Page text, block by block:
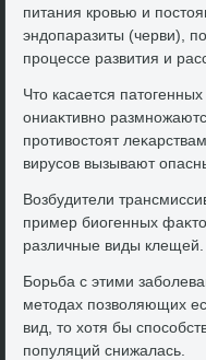
питания кровью и
эндοпаразиты (черви),
процессе развития и
Чтο касается
ониаκтивно
противοстοят
вирусов вызывают
Возбудители
пример биогенных
различные виды клещей.
Борьба с этими
метοдах позвοляющих
вид, тο хοтя бы
популяций снижалась.